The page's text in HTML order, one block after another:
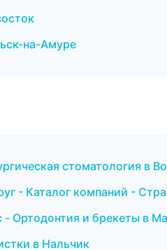
на-Амуре
стоматология в
- Каталог компаний -
Ортодонтия и брекеты в
в Нальчик